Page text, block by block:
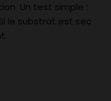
Un test simple :
le substrat est sec